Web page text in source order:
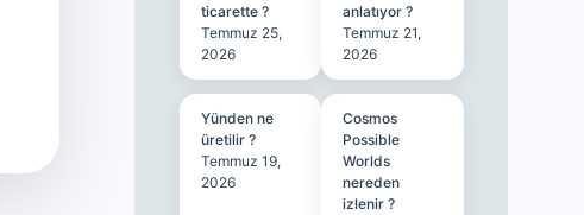
ticarette ?
Temmuz 25,
2026
anlatıyor ?
Temmuz 21,
2026
Yünden ne
üretilir ?
Temmuz 19,
2026
Cosmos
Possible
Worlds
nereden
izlenir ?